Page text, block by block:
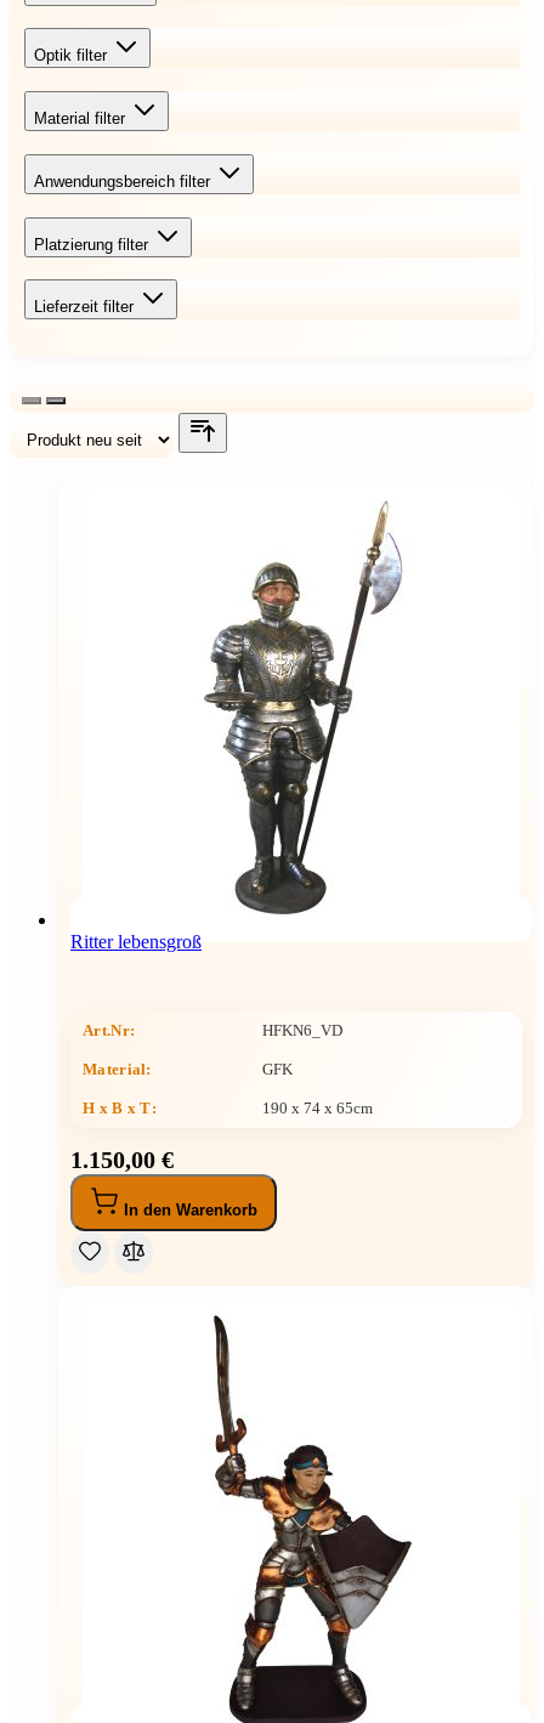
Optik filter
Material filter
Anwendungsbereich filter
Platzierung filter
Lieferzeit filter
Ritter lebensgroß
Art.Nr: HFKN6_VD
Material: GFK
H x B x T: 190 x 74 x 65cm
1.150,00 €
In den Warenkorb